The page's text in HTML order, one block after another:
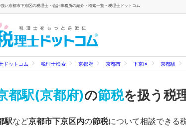
い京都市下京区の税理士・会計事務所の紹介・検索一覧 - 税理士ドットコム
ドットコム 税理士検索 京都府 京都市 下京区 京都駅
都駅(京都府)の節税を扱う税
駅など京都市下京区内の節税について相談できる